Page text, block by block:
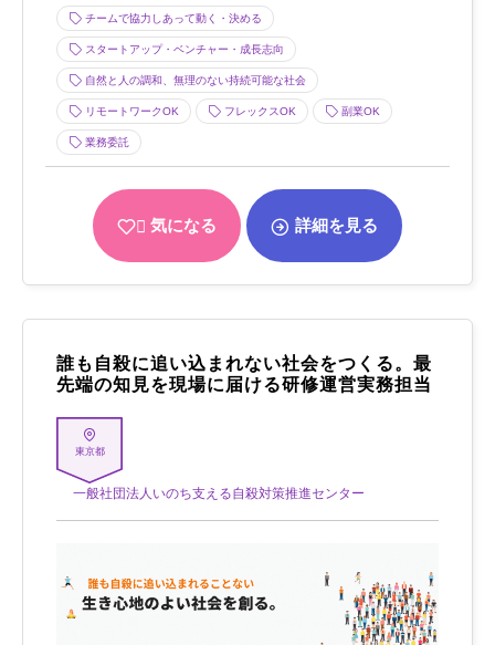
チームで協力しあって動く・決める
スタートアップ・ベンチャー・成長志向
自然と人の調和、無理のない持続可能な社会
リモートワークOK フレックスOK 副業OK
業務委託
気になる 詳細を見る
誰も自殺に追い込まれない社会をつくる。最
先端の知見を現場に届ける研修運営実務担当
東京都
一般社団法人いのち支える自殺対策推進センター